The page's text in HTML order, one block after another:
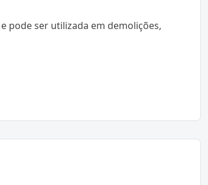
pode ser utilizada em demolições,